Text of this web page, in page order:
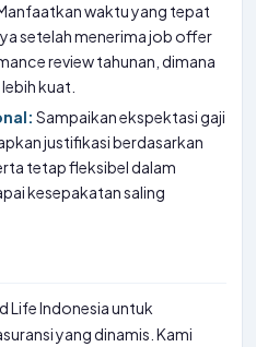
waktu yang tepat
setelah menerima job offer
review tahunan, dimana
kuat.
Sampaikan ekspektasi gaji
justifikasi berdasarkan
tetap fleksibel dalam
kesepakatan saling
Life Indonesia untuk
yang dinamis. Kami